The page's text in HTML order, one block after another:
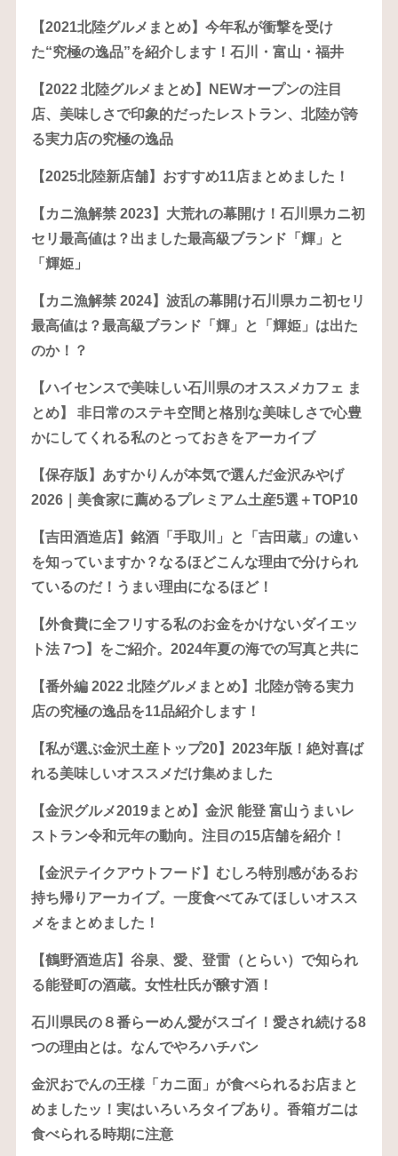
【2021北陸グルメまとめ】今年私が衝撃を受け
た“究極の逸品”を紹介します！石川・富山・福井
【2022 北陸グルメまとめ】NEWオープンの注目
店、美味しさで印象的だったレストラン、北陸が誇
る実力店の究極の逸品
【2025北陸新店舗】おすすめ11店まとめました！
【カニ漁解禁 2023】大荒れの幕開け！石川県カニ初
セリ最高値は？出ました最高級ブランド「輝」と
「輝姫」
【カニ漁解禁 2024】波乱の幕開け石川県カニ初セリ
最高値は？最高級ブランド「輝」と「輝姫」は出た
のか！？
【ハイセンスで美味しい石川県のオススメカフェ ま
とめ】 非日常のステキ空間と格別な美味しさで心豊
かにしてくれる私のとっておきをアーカイブ
【保存版】あすかりんが本気で選んだ金沢みやげ
2026｜美食家に薦めるプレミアム土産5選＋TOP10
【吉田酒造店】銘酒「手取川」と「吉田蔵」の違い
を知っていますか？なるほどこんな理由で分けられ
ているのだ！うまい理由になるほど！
【外食費に全フリする私のお金をかけないダイエッ
ト法 7つ】をご紹介。2024年夏の海での写真と共に
【番外編 2022 北陸グルメまとめ】北陸が誇る実力
店の究極の逸品を11品紹介します！
【私が選ぶ金沢土産トップ20】2023年版！絶対喜ば
れる美味しいオススメだけ集めました
【金沢グルメ2019まとめ】金沢 能登 富山うまいレ
ストラン令和元年の動向。注目の15店舗を紹介！
【金沢テイクアウトフード】むしろ特別感があるお
持ち帰りアーカイブ。一度食べてみてほしいオスス
メをまとめました！
【鶴野酒造店】谷泉、愛、登雷（とらい）で知られ
る能登町の酒蔵。女性杜氏が醸す酒！
石川県民の８番らーめん愛がスゴイ！愛され続ける8
つの理由とは。なんでやろハチバン
金沢おでんの王様「カニ面」が食べられるお店まと
めましたッ！実はいろいろタイプあり。香箱ガニは
食べられる時期に注意